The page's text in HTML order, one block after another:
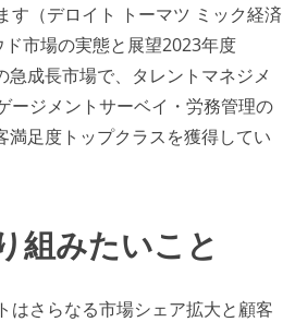
す（デロイト トーマツ ミック経済
市場の実態と展望2023年度
成長市場で、タレントマネジメ
ージメントサーベイ・労務管理の
足度トップクラスを獲得してい
組みたいこと
はさらなる市場シェア拡大と顧客